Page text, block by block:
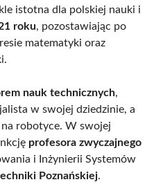
istotna dla polskiej nauki i
roku, pozostawiając po
matematyki oraz
nauk technicznych,
w swojej dziedzinie, a
na robotyce. W swojej
profesora zwyczajnego
i Inżynierii Systemów
Poznańskiej.